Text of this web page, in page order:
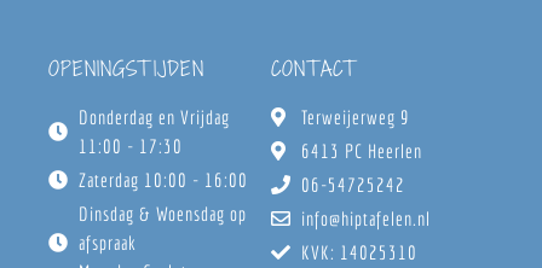
OPENINGSTIJDEN
Donderdag en Vrijdag
11:00 - 17:30
Zaterdag 10:00 - 16:00
Dinsdag & Woensdag op
afspraak
CONTACT
Terweijerweg 9
6413 PC Heerlen
06-54725242
info@hiptafelen.nl
KVK: 14025310